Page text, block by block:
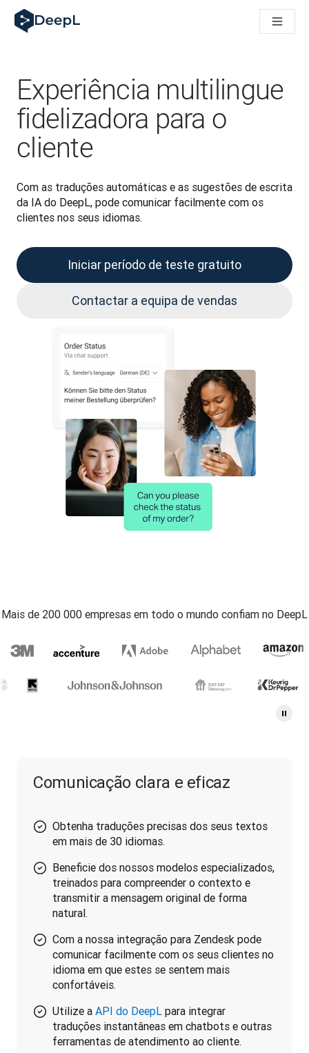
DeepL para agentes de IA
Translation Flow do DeepL: Novos fluxos de trabalho
Desvendando a confiança na IA linguística empresarial. Em
Desenvolvimento da Avaliação da Qualidade de Tradução no
De tradução de texto a plataforma de voz em tempo real
Building an instantly accessible voice demo with DeepL
Experiência multilingue
fidelizadora para o
cliente
Com as traduções automáticas e as sugestões de escrita
da IA do DeepL, pode comunicar facilmente com os
clientes nos seus idiomas.
Iniciar período de teste gratuito
Contactar a equipa de vendas
Mais de 200 000 empresas em todo o mundo confiam no DeepL
Comunicação clara e eficaz
Obtenha traduções precisas dos seus textos
em mais de 30 idiomas.
Beneficie dos nossos modelos especializados,
treinados para compreender o contexto e
transmitir a mensagem original de forma
natural.
Com a nossa integração para Zendesk pode
comunicar facilmente com os seus clientes no
idioma em que estes se sentem mais
confortáveis.
Utilize a API do DeepL para integrar
traduções instantâneas em chatbots e outras
ferramentas de atendimento ao cliente.